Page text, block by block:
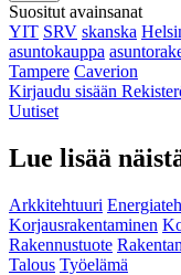
Suositut avainsanat
YIT SRV skanska
asuntokauppa
Tampere Caverion
Kirjaudu sisään
Uutiset
Lue lisää
Arkkitehtuuri
Korjausrakentaminen
Rakennustuote
Talous Työelämä